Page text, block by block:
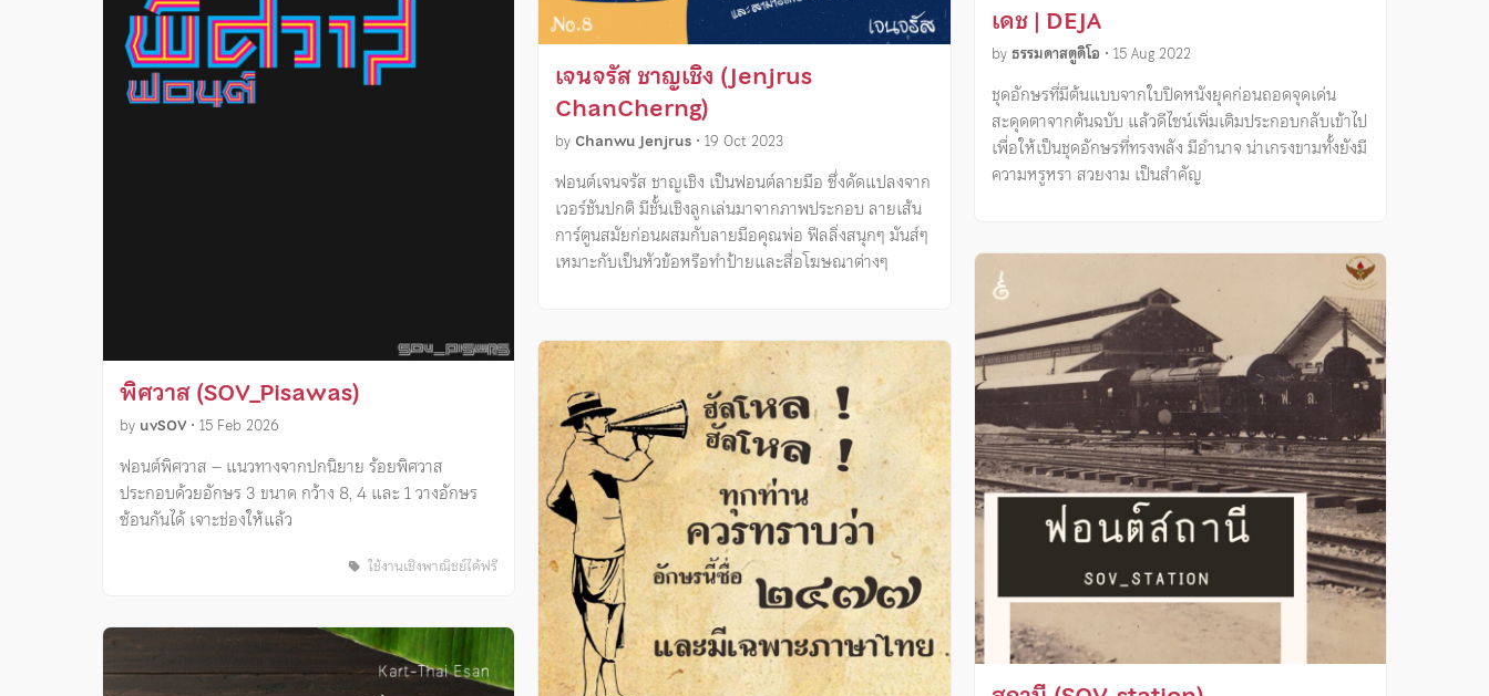
พิศวาส (SOV_Pisawas)
by uvSOV • 15 Feb 2026
ฟอนต์พิศวาส – แนวทางจากปกนิยาย ร้อยพิศวาส
ประกอบด้วยอักษร 3 ขนาด กว้าง 8, 4 และ 1 วางอักษร
ซ้อนกันได้ เจาะช่องให้แล้ว
ใช้งานเชิงพาณิชย์ได้ฟรี
เจนจรัส ชาญเชิง (Jenjrus
ChanCherng)
by Chanwu Jenjrus •19 Oct 2023
ฟอนต์เจนจรัส ชาญเชิง เป็นฟอนต์ลายมือ ซึ่งดัดแปลงจาก
เวอร์ชันปกติ มีชั้นเชิงลูกเล่นมาจากภาพประกอบ ลายเส้น
การ์ตูนสมัยก่อนผสมกับลายมือคุณพ่อ ฟีลลิ่งสนุกๆ มันส์ๆ
เหมาะกับเป็นหัวข้อหรือทำป้ายและสื่อโฆษณาต่างๆ
เดช | DEJA
byธรรมดาสตูดิโอ • 15 Aug 2022
ชุดอักษรที่มีต้นแบบจากใบปิดหนังยุคก่อนถอดจุดเด่น
สะดุดตาจากต้นฉบับ แล้วดีไซน์เพิ่มเติมประกอบกลับเข้าไป
เพื่อให้เป็นชุดอักษรที่ทรงพลัง มีอำนาจ น่าเกรงขามทั้งยังมี
ความหรูหรา สวยงาม เป็นสำคัญ